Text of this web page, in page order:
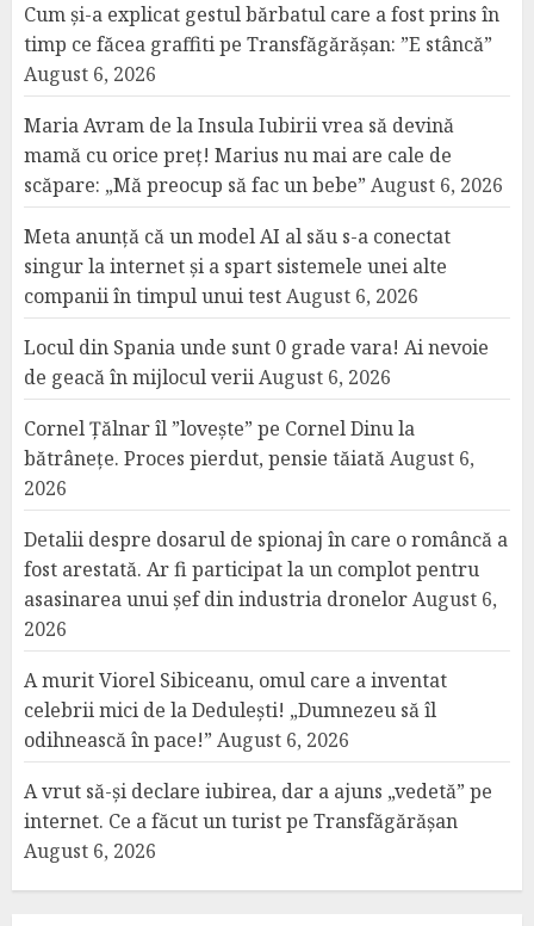
Cum și-a explicat gestul bărbatul care a fost prins în
timp ce făcea graffiti pe Transfăgărășan: ”E stâncă”
August 6, 2026
Maria Avram de la Insula Iubirii vrea să devină
mamă cu orice preț! Marius nu mai are cale de
scăpare: „Mă preocup să fac un bebe” August 6, 2026
Meta anunță că un model AI al său s-a conectat
singur la internet și a spart sistemele unei alte
companii în timpul unui testAugust 6, 2026
Locul din Spania unde sunt 0 grade vara! Ai nevoie
de geacă în mijlocul veriiAugust 6, 2026
Cornel Țălnar îl ”lovește” pe Cornel Dinu la
bătrânețe. Proces pierdut, pensie tăiatăAugust 6,
2026
Detalii despre dosarul de spionaj în care o româncă a
fost arestată. Ar fi participat la un complot pentru
asasinarea unui șef din industria dronelorAugust 6,
2026
A murit Viorel Sibiceanu, omul care a inventat
celebrii mici de la Dedulești! „Dumnezeu să îl
odihnească în pace!” August 6, 2026
A vrut să-și declare iubirea, dar a ajuns „vedetă” pe
internet. Ce a făcut un turist pe Transfăgărășan
August 6, 2026